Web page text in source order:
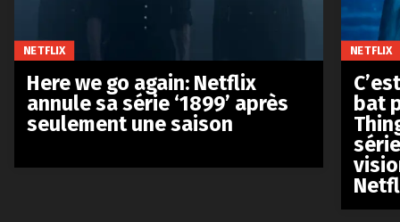
NETFLIX
Here we go again: Netflix
annule sa série ‘1899’ après
seulement une saison
NETFLIX
bat